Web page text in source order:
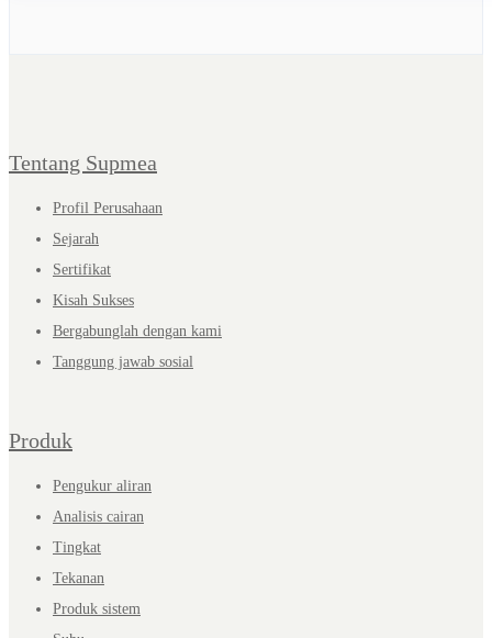
Tentang Supmea
Profil Perusahaan
Sejarah
Sertifikat
Kisah Sukses
Bergabunglah dengan kami
Tanggung jawab sosial
Produk
Pengukur aliran
Analisis cairan
Tingkat
Tekanan
Produk sistem